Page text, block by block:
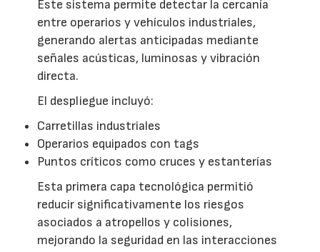
Este sistema permite detectar la cercanía
entre operarios y vehículos industriales,
generando alertas anticipadas mediante
señales acústicas, luminosas y vibración
directa.
El despliegue incluyó:
Carretillas industriales
Operarios equipados con tags
Puntos críticos como cruces y estanterías
Esta primera capa tecnológica permitió
reducir significativamente los riesgos
asociados a atropellos y colisiones,
mejorando la seguridad en las interacciones